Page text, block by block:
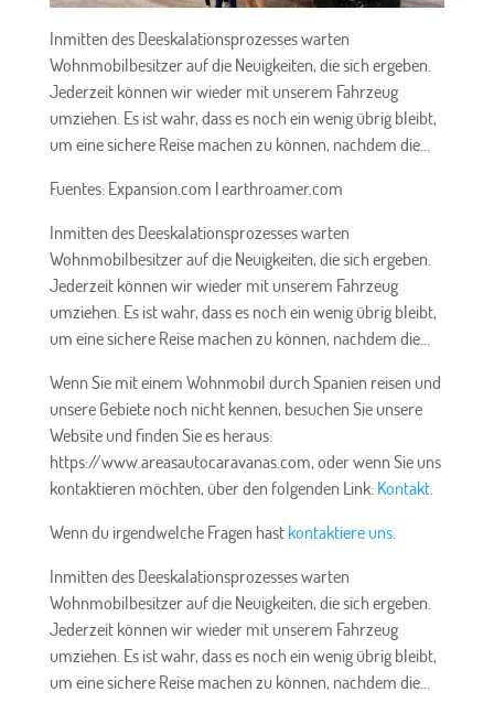
Inmitten des Deeskalationsprozesses warten
Wohnmobilbesitzer auf die Neuigkeiten, die sich ergeben.
Jederzeit können wir wieder mit unserem Fahrzeug
umziehen. Es ist wahr, dass es noch ein wenig übrig bleibt,
um eine sichere Reise machen zu können, nachdem die...
Fuentes: Expansion.com | earthroamer.com
Inmitten des Deeskalationsprozesses warten
Wohnmobilbesitzer auf die Neuigkeiten, die sich ergeben.
Jederzeit können wir wieder mit unserem Fahrzeug
umziehen. Es ist wahr, dass es noch ein wenig übrig bleibt,
um eine sichere Reise machen zu können, nachdem die...
Wenn Sie mit einem Wohnmobil durch Spanien reisen und
unsere Gebiete noch nicht kennen, besuchen Sie unsere
Website und finden Sie es heraus:
https://www.areasautocaravanas.com, oder wenn Sie uns
kontaktieren möchten, über den folgenden Link: Kontakt.
Wenn du irgendwelche Fragen hast kontaktiere uns.
Inmitten des Deeskalationsprozesses warten
Wohnmobilbesitzer auf die Neuigkeiten, die sich ergeben.
Jederzeit können wir wieder mit unserem Fahrzeug
umziehen. Es ist wahr, dass es noch ein wenig übrig bleibt,
um eine sichere Reise machen zu können, nachdem die...